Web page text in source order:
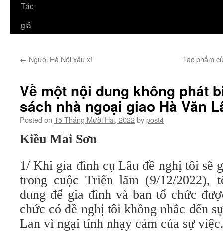
Tác
giả
← Người Hà Nội xấu xí Tác phẩm
Về một nội dung không phát
sách nhà ngoại giao Hà Văn
Posted on 15 Tháng Mười Hai, 2022bypost4
Kiều Mai Sơn
1/ Khi gia đình cụ Lâu đề nghị tôi sẽ
trong cuộc Triển lãm (9/12/2022),
dung để gia đình và ban tổ chức
chức có đề nghị tôi không nhắc đến
Lan vì ngại tính nhạy cảm của sự việc.